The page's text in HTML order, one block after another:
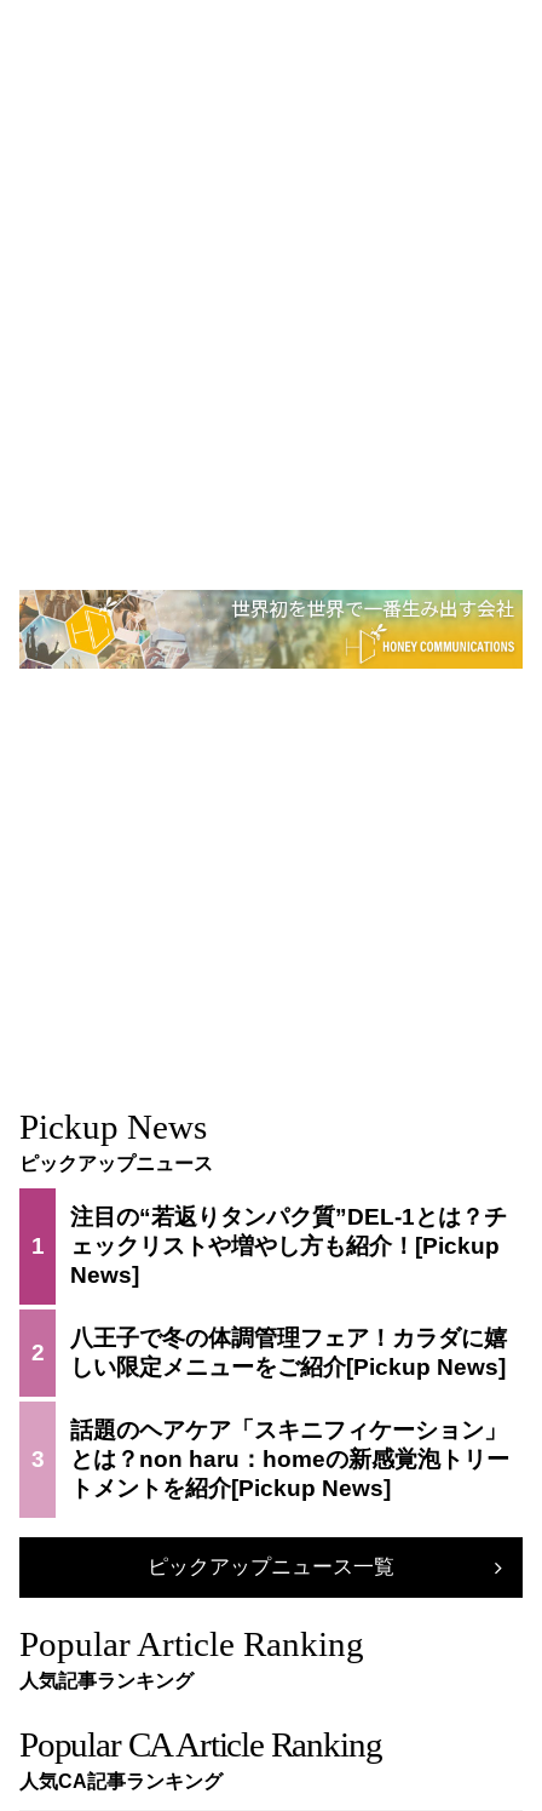
Pickup News
ピックアップニュース
1
注目の“若返りタンパク質”DEL-1とは？チ
ェックリストや増やし方も紹介！
2
八王子で冬の体調管理フェア！カラダに嬉
しい限定メニューをご紹介
3
話題のヘアケア「スキニフィケーション」
とは？non haru：homeの新感覚泡トリー
トメントを紹介
ピックアップニュース一覧
Popular Article Ranking
人気記事ランキング
Popular CA Article Ranking
人気CA記事ランキング